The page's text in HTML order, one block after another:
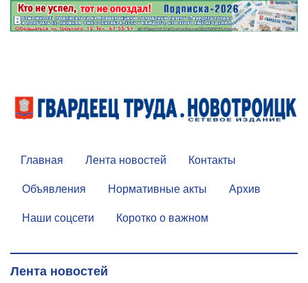
Главная Лента новостей
Контакты
Объявления
Нормативные акты
Архив
Наши соцсети
Коротко о важном
Лента новостей